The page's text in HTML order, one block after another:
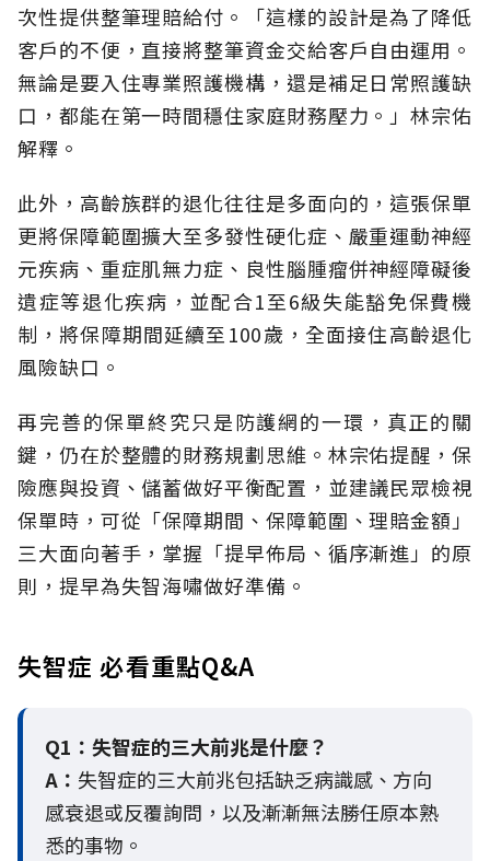
次性提供整筆理賠給付。「這樣的設計是為了降低
客戶的不便，直接將整筆資金交給客戶自由運用。
無論是要入住專業照護機構，還是補足日常照護缺
口，都能在第一時間穩住家庭財務壓力。」林宗佑
解釋。
此外，高齡族群的退化往往是多面向的，這張保單
更將保障範圍擴大至多發性硬化症、嚴重運動神經
元疾病、重症肌無力症、良性腦腫瘤併神經障礙後
遺症等退化疾病，並配合1至6級失能豁免保費機
制，將保障期間延續至100歲，全面接住高齡退化
風險缺口。
再完善的保單終究只是防護網的一環，真正的關
鍵，仍在於整體的財務規劃思維。 林宗佑提醒，保
險應與投資、儲蓄做好平衡配置，並建議民眾檢視
保單時，可從「保障期間、保障範圍、理賠金額」
三大面向著手，掌握「提早佈局、循序漸進」的原
則，提早為失智海嘯做好準備。
失智症 必看重點Q&A
Q1：失智症的三大前兆是什麼？
A： 失智症的三大前兆包括缺乏病識感、方向
感衰退或反覆詢問，以及漸漸無法勝任原本熟
悉的事物。